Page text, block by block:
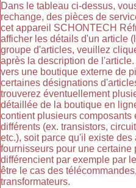
Dans le tableau ci-dessus,
rechange, des pièces de
cet appareil SCHONTECH
afficher les détails d'un article
groupe d'articles, veuillez
après la description de
vers une boutique externe de
certaines désignations
trouverez éventuellement
détaillée de la boutique en
contient plusieurs
différents (ex. transistors,
etc.), soit parce qu'il existe
fournisseurs pour une certaine
différencient par exemple par
être le cas des
transformateurs.